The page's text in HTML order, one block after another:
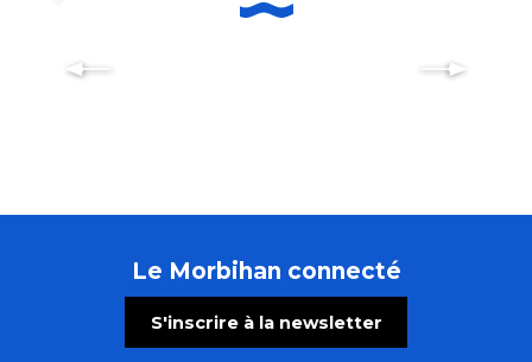
Les Gîtes de France au jardin
Le Morbihan connecté
S'inscrire à la newsletter